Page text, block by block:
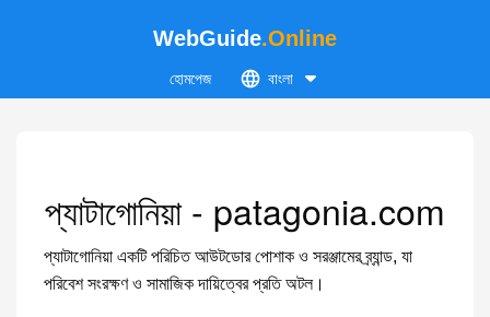
WebGuide.Online
হোমপেজ বাংলা
প্যাটাগোনিয়া - patagonia.com
প্যাটাগোনিয়া একটি পরিচিত আউটডোর পোশাক ও সরঞ্জামের ব্র্যান্ড, যা
পরিবেশ সংরক্ষণ ও সামাজিক দায়িত্বের প্রতি অটল।